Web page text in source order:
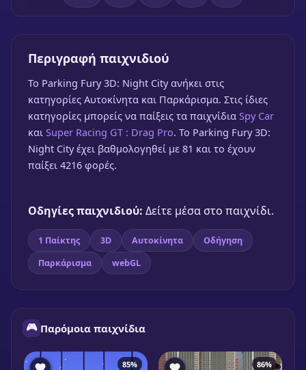
Parking Fury 3D: Night City
Παίξε δωρεάν
Περιγραφή παιχνιδιού
To Parking Fury 3D: Night City ανήκει στις
κατηγορίες Αυτοκίνητα και Παρκάρισμα. Στις ίδιες
κατηγορίες μπορείς να παίξεις τα παιχνίδια Spy Car
και Super Racing GT : Drag Pro. Το Parking Fury 3D:
Night City έχει βαθμολογηθεί με 81 και το έχουν
παίξει 4216 φορές.
Οδηγίες παιχνιδιού: Δείτε μέσα στο παιχνίδι.
1 Παίκτης 3D Αυτοκίνητα
Οδήγηση
Παρκάρισμα
webGL
🎮 Παρόμοια παιχνίδια
85% 86%